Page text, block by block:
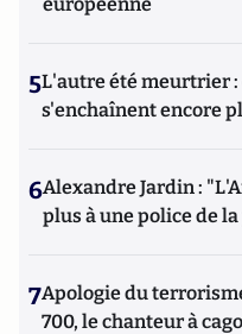
5L'autre été meurtrier :
s'enchaînent encore
6Alexandre Jardin :
plus à une police de
7Apologie du
700, le chanteur à